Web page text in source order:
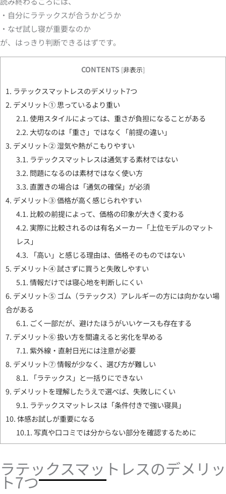
・自分にラテックスが合うかどうか
・なぜ試し寝が重要なのか
が、はっきり判断できるはずです。
CONTENTS [非表示]
1. ラテックスマットレスのデメリット7つ
2. デメリット① 思っているより重い
2.1.使用スタイルによっては、重さが負担になることがある
2.2. 大切なのは「重さ」ではなく「前提の違い」
3. デメリット② 湿気や熱がこもりやすい
3.1. ラテックスマットレスは通気する素材ではない
3.2. 問題になるのは素材ではなく使い方
3.3. 直置きの場合は「通気の確保」が必須
4. デメリット③ 価格が高く感じられやすい
4.1. 比較の前提によって、価格の印象が大きく変わる
4.2. 実際に比較されるのは有名メーカー「上位モデルのマット
レス」
4.3. 「高い」と感じる理由は、価格そのものではない
5. デメリット④ 試さずに買うと失敗しやすい
5.1.情報だけでは寝心地を判断しにくい
6. デメリット⑤ ゴム（ラテックス）アレルギーの方には向かない場
合がある
6.1. ごく一部だが、避けたほうがいいケースも存在する
7. デメリット⑥ 扱い方を間違えると劣化を早める
7.1.紫外線・直射日光には注意が必要
8. デメリット⑦ 情報が少なく、選び方が難しい
8.1. 「ラテックス」と一括りにできない
9. デメリットを理解したうえで選べば、失敗しにくい
9.1. ラテックスマットレスは「条件付きで強い寝具」
10.体感お試しが重要になる
10.1.写真や口コミでは分からない部分を確認するために
ラテックスマットレスのデメリッ
ト7つ